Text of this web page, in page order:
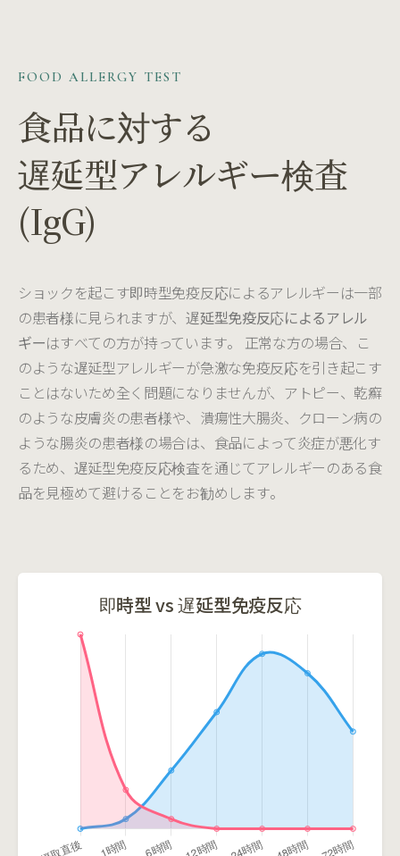
FOOD ALLERGY TEST
食品に対する
遅延型アレルギー検査
(IgG)
ショックを起こす即時型免疫反応によるアレルギーは一部
の患者様に見られますが、遅延型免疫反応によるアレル
ギーはすべての方が持っています。 正常な方の場合、こ
のような遅延型アレルギーが急激な免疫反応を引き起こす
ことはないため全く問題になりませんが、アトピー、乾癬
のような皮膚炎の患者様や、潰瘍性大腸炎、クローン病の
ような腸炎の患者様の場合は、食品によって炎症が悪化す
るため、遅延型免疫反応検査を通じてアレルギーのある食
品を見極めて避けることをお勧めします。
即時型 vs 遅延型免疫反応